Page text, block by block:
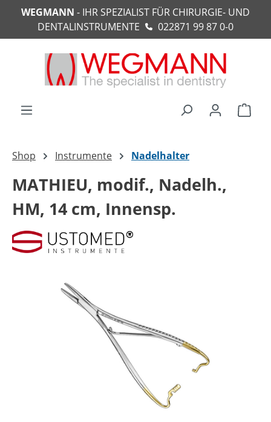
springen
WEGMANN - IHR SPEZIALIST FÜR CHIRURGIE- UND
DENTALINSTRUMENTE
022871 99 87 0-0
Shop Instrumente Nadelhalter
MATHIEU, modif., Nadelh.,
HM, 14 cm, Innensp.
Bildergalerie überspringen